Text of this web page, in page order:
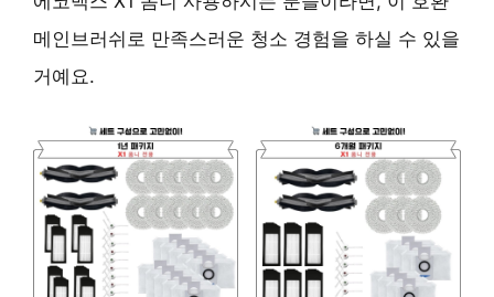
메인브러쉬로 만족스러운 청소 경험을 하실 수 있을
거예요.